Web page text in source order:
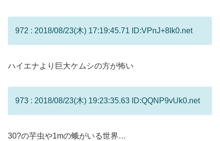
972 : 2018/08/23(木) 17:19:45.71 ID:VPnJ+8Ik0.net
ハイエナより巨大ケムシの方が怖い
973 : 2018/08/23(木) 19:23:35.63 ID:QQNP9vUk0.net
30?の芋虫や1mの蛾がいる世界…